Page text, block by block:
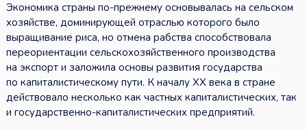
Экономика страны по-прежнему основывалась на сельском
хозяйстве, доминирующей отраслью которого было
выращивание риса, но отмена рабства способствовала
переориентации сельскохозяйственного производства
на экспорт и заложила основы развития государства
по капиталистическому пути. К началу XX века в стране
действовало несколько как частных капиталистических, так
и государственно-капиталистических предприятий.